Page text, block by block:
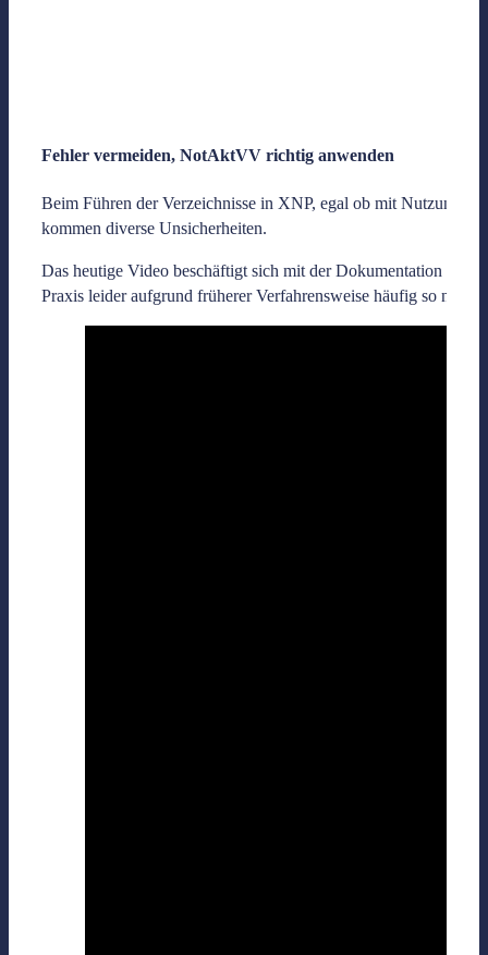
Fehler vermeiden, NotAktVV richtig anwenden
Beim Führen der Verzeichnisse in XNP, egal ob mit Nutzung
kommen diverse Unsicherheiten.
Das heutige Video beschäftigt sich mit der Dokumentation zu
Praxis leider aufgrund früherer Verfahrensweise häufig so nicht